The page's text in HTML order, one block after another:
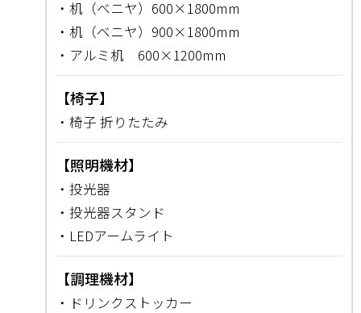
・机（ベニヤ）600×1800mm
・机（ベニヤ）900×1800mm
・アルミ机 600×1200mm
【椅子】
・椅子 折りたたみ
【照明機材】
・投光器
・投光器スタンド
・LEDアームライト
【調理機材】
・ドリンクストッカー